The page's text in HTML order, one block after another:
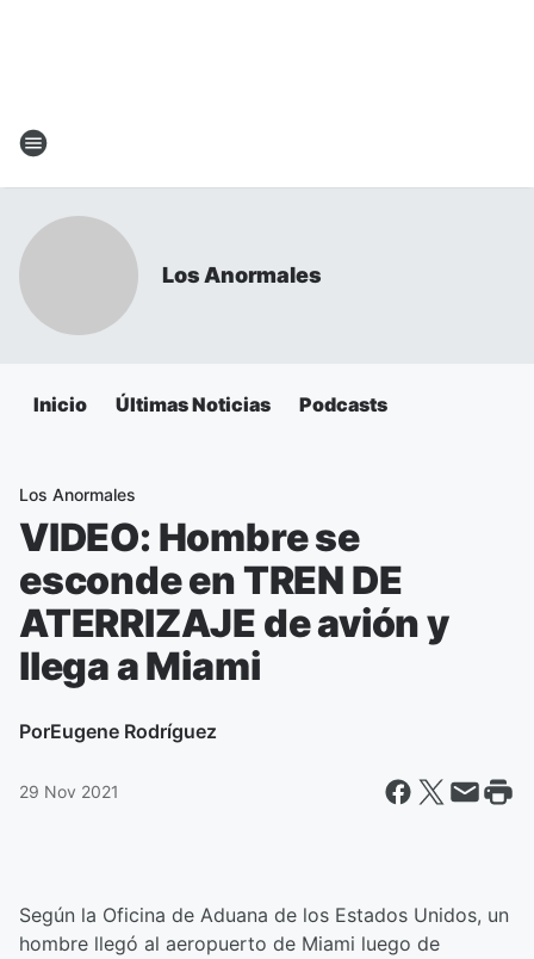
Los Anormales
Inicio Últimas Noticias Podcasts
Los Anormales
VIDEO: Hombre se
esconde en TREN DE
ATERRIZAJE de avión y
llega a Miami
PorEugene Rodríguez
29 Nov 2021
Según la Oficina de Aduana de los Estados Unidos, un
hombre llegó al aeropuerto de Miami luego de